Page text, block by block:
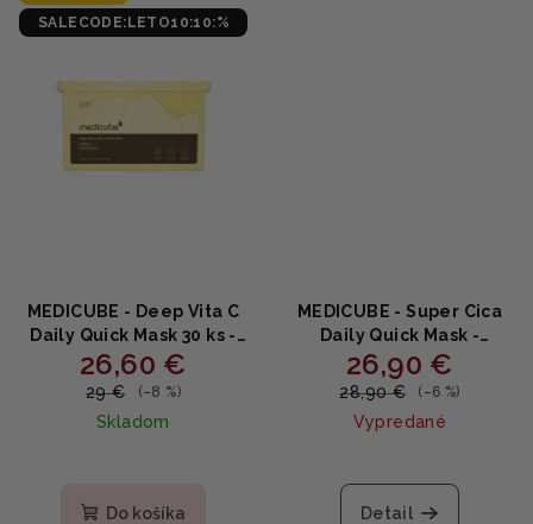
SALECODE:LETO10:10:%
MEDICUBE - Deep Vita C
Daily Quick Mask 30 ks -
Rozjasňujúce denné
masky s vitamínom C a
niacínamidom 350g
26,60 €
29 € (–8 %)
Skladom
Do košíka
MEDICUBE - Super Cica
Daily Quick Mask -
Upokojujúce denné
plátenkové masky s Cica
a kyselinou
hyalurónovou 30 ks
26,90 €
28,90 € (–6 %)
Vypredané
Detail